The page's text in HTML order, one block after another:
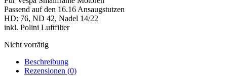
Passend auf den 16.16 Ansaugstutzen
HD: 76, ND 42, Nadel 14/22
inkl. Polini Luftfilter
Nicht vorrätig
Beschreibung
Rezensionen (0)